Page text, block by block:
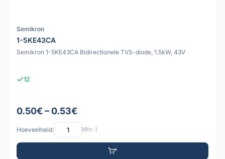
Semikron
1-5KE43CA
Semikron 1-5KE43CA Bidirectionele TVS-diode, 1.5kW, 43V
12
0.50€ – 0.53€
Hoeveelheid: Min: 1